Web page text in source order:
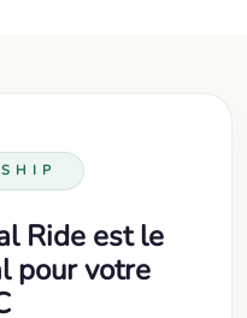
Ride est le
pour votre